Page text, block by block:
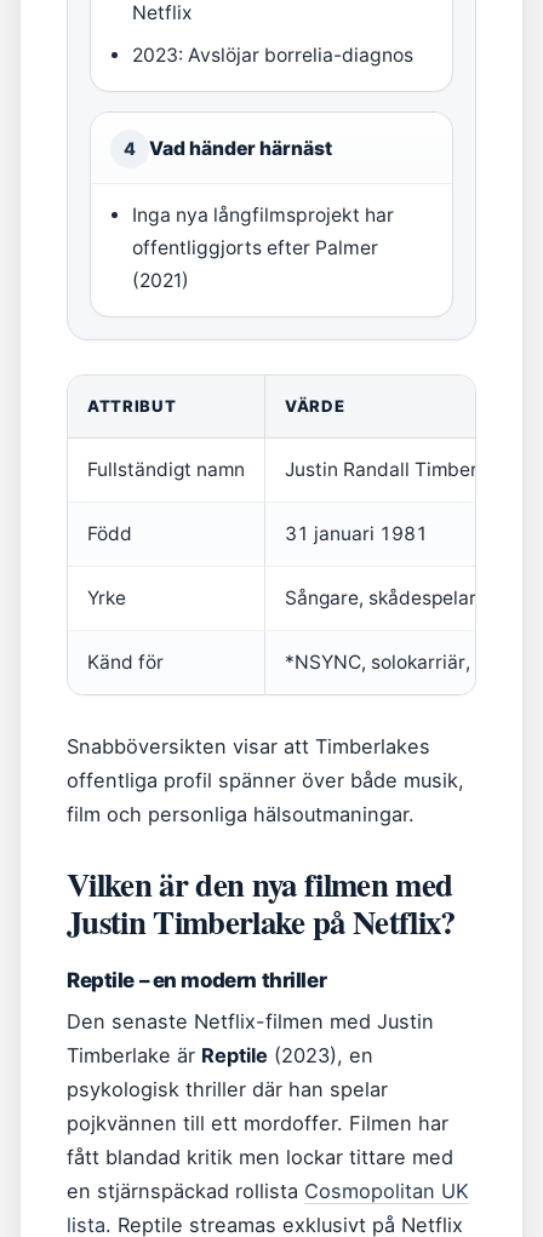
Netflix
2023: Avslöjar borrelia-diagnos
4 Vad händer härnäst
Inga nya långfilmsprojekt har
offentliggjorts efter Palmer
(2021)
ATTRIBUT VÄRDE
Fullständigt namn Justin Randall Timberlake
Född 31 januari 1981
Yrke Sångare, skådespelare,
Känd för *NSYNC, solokarriär,
Snabböversikten visar att Timberlakes
offentliga profil spänner över både musik,
film och personliga hälsoutmaningar.
Vilken är den nya filmen med
Justin Timberlake på Netflix?
Reptile – en modern thriller
Den senaste Netflix-filmen med Justin
Timberlake är Reptile (2023), en
psykologisk thriller där han spelar
pojkvännen till ett mordoffer. Filmen har
fått blandad kritik men lockar tittare med
en stjärnspäckad rollista Cosmopolitan UK
lista. Reptile streamas exklusivt på Netflix